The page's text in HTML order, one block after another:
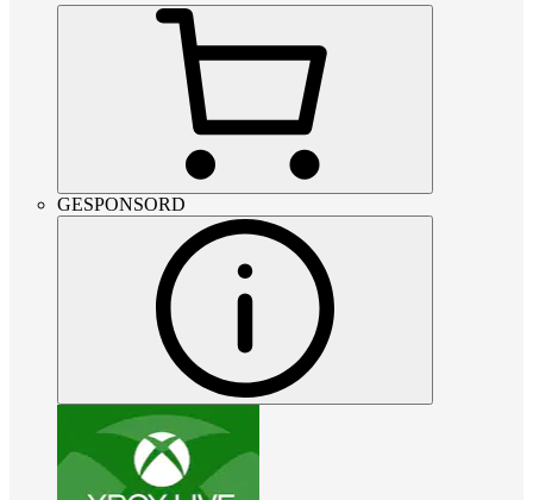
GESPONSORD